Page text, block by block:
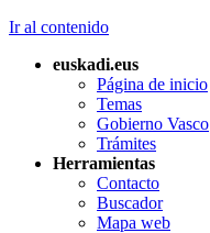
Ir al contenido
euskadi.eus
Página de inicio
Temas
Gobierno Vasco
Trámites
Herramientas
Contacto
Buscador
Mapa web